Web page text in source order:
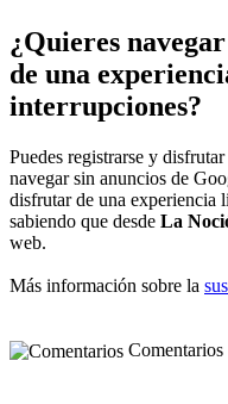
¿Quieres
de una
interrupciones?
Puedes registrarse y disfrutar
navegar sin anuncios de
disfrutar de una experiencia
sabiendo que desde La
web.
Más información sobre la
Comentarios